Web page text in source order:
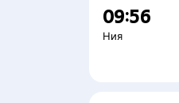
09:56
Ния